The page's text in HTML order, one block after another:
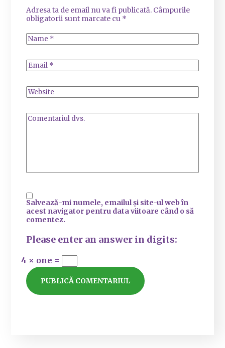
Adresa ta de email nu va fi publicată. Câmpurile
obligatorii sunt marcate cu *
Salvează-mi numele, emailul și site-ul web în
acest navigator pentru data viitoare când o să
comentez.
Please enter an answer in digits:
4 × one =